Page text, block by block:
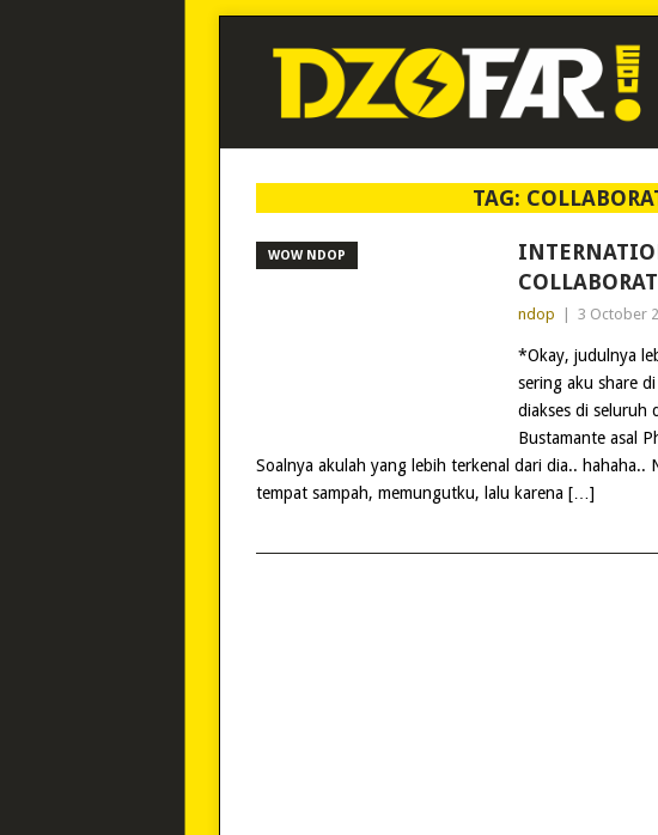
TAG:
WOW NDOP
ndop 3 October
*Okay, judulnya
sering aku share
diakses di seluruh
Bustamante asal
Soalnya akulah yang lebih terkenal dari dia.. hahaha..
tempat sampah, memungutku, lalu karena […]